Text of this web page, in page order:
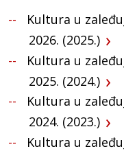
Kultura u
2026. (2025.)
Kultura u
2025. (2024.)
Kultura u
2024. (2023.)
Kultura u